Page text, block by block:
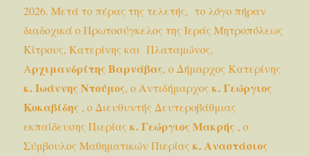
2026. Μετά το πέρας της τελετής, το λόγο πήραν
διαδοχικά ο Πρωτοσύγκελος της Ιεράς Μητροπόλεως
Κίτρους, Κατερίνης και Πλαταμώνος,
Αρχιμανδρίτης Βαρνάβας, ο Δήμαρχος Κατερίνης
κ.Ιωάννης Ντούμος, ο Αντιδήμαρχος κ. Γεώργιος
Κοκαβίδης , ο Διευθυντής Δευτεροβάθμιας
εκπαίδευσης Πιερίας κ. ΓεώργιοςΜακρής , ο
Σύμβουλος Μαθηματικών Πιερίας κ. Αναστάσιος